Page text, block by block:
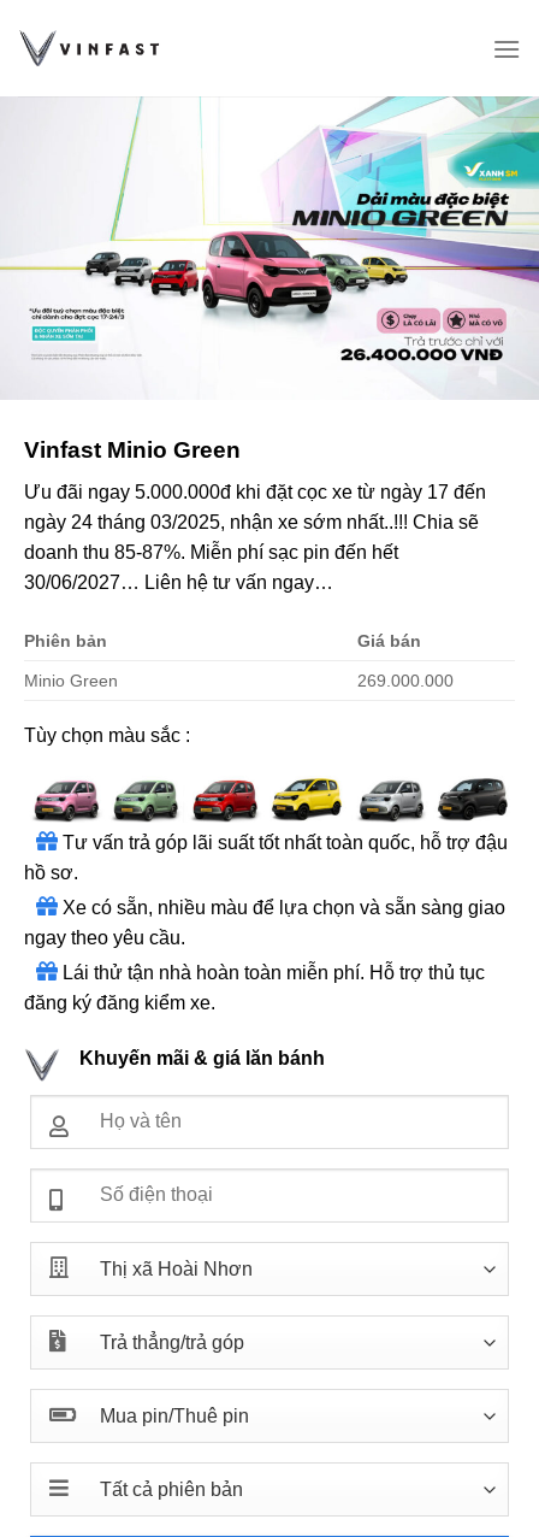
đến
Vinfast Minio Green
Ưu đãi ngay 5.000.000đ khi đặt cọc xe từ ngày 17 đến
ngày 24 tháng 03/2025, nhận xe sớm nhất..!!! Chia sẽ
doanh thu 85-87%. Miễn phí sạc pin đến hết
30/06/2027… Liên hệ tư vấn ngay…
Phiên bản Giá bán
Minio Green 269.000.000
Tùy chọn màu sắc :
Tư vấn trả góp lãi suất tốt nhất toàn quốc, hỗ trợ đậu
hồ sơ.
Xe có sẵn, nhiều màu để lựa chọn và sẵn sàng giao
ngay theo yêu cầu.
Lái thử tận nhà hoàn toàn miễn phí. Hỗ trợ thủ tục
đăng ký đăng kiểm xe.
Khuyến mãi & giá lăn bánh